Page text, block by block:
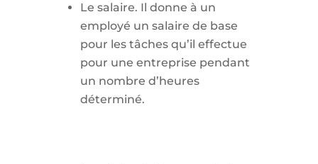
Le salaire. Il donne à un
employé un salaire de base
pour les tâches qu’il effectue
pour une entreprise pendant
un nombre d’heures
déterminé.